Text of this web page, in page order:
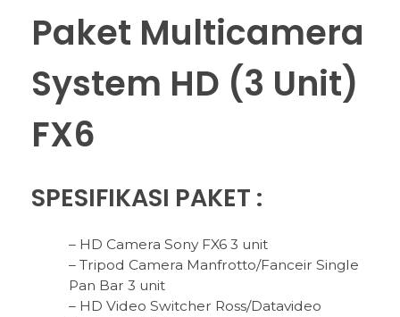
Paket Multicamera
System HD (3 Unit)
FX6
SPESIFIKASI PAKET :
– HD Camera Sony FX6 3 unit
– Tripod Camera Manfrotto/Fanceir Single
Pan Bar 3 unit
– HD Video Switcher Ross/Datavideo